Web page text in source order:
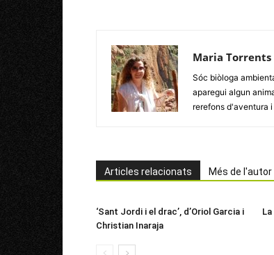
Maria Torrents
Sóc biòloga
aparegui algun
rerefons d'aventura
Articles relacionats Més de l'autor
‘Sant Jordi i el drac’, d’Oriol Garcia i
Christian Inaraja